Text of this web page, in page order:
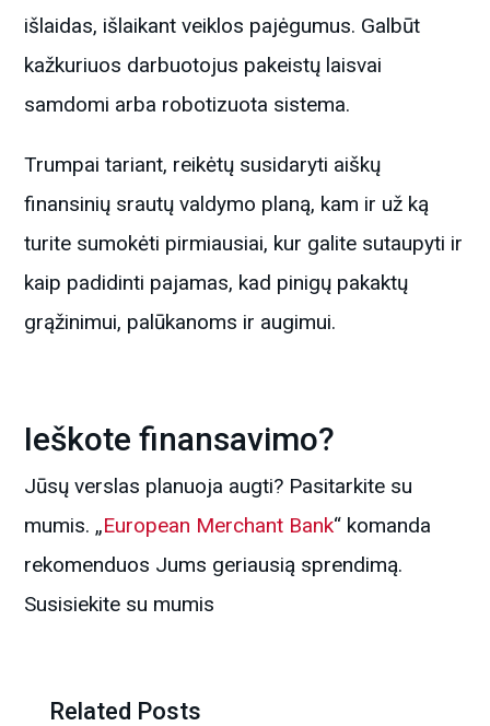
išlaidas, išlaikant veiklos pajėgumus. Galbūt
kažkuriuos darbuotojus pakeistų laisvai
samdomi arba robotizuota sistema.
Trumpai tariant, reikėtų susidaryti aiškų
finansinių srautų valdymo planą, kam ir už ką
turite sumokėti pirmiausiai, kur galite sutaupyti ir
kaip padidinti pajamas, kad pinigų pakaktų
grąžinimui, palūkanoms ir augimui.
Ieškote finansavimo?
Jūsų verslas planuoja augti? Pasitarkite su
mumis. „European Merchant Bank“ komanda
rekomenduos Jums geriausią sprendimą.
Susisiekite su mumis
Related Posts